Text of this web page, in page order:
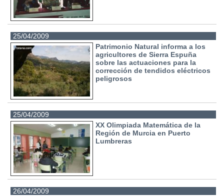
25/04/2009
Patrimonio Natural informa a los
agricultores de Sierra Espuña
sobre las actuaciones para la
corrección de tendidos eléctricos
peligrosos
25/04/2009
XX Olimpiada Matemática de la
Región de Murcia en Puerto
Lumbreras
26/04/2009